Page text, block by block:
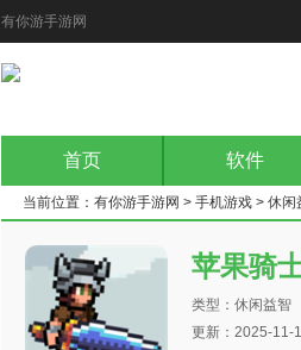
有你游手游网
首页 软件
当前位置： 有你游手游网 > 手机游戏 > 休闲
苹果骑
类型：休闲益智
更新：2025-11-